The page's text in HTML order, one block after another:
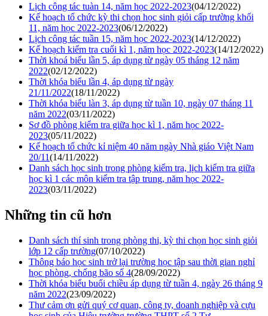
Lịch công tác tuàn 14, năm học 2022-2023(04/12/2022)
Kế hoạch tổ chức kỳ thi chọn học sinh giỏi cấp trường khối
11, năm học 2022-2023(06/12/2022)
Lịch công tác tuần 15, năm học 2022-2023(14/12/2022)
Kế hoạch kiểm tra cuối kì 1, năm học 2022-2023(14/12/2022)
Thời khoá biểu lần 5, áp dụng từ ngày 05 tháng 12 năm
2022(02/12/2022)
Thời khóa biểu lần 4, áp dụng từ ngày
21/11/2022(18/11/2022)
Thời khóa biểu làn 3, áp dụng từ tuần 10, ngày 07 tháng 11
năm 2022(03/11/2022)
Sơ đồ phòng kiểm tra giữa học kì 1, năm học 2022-
2023(05/11/2022)
Kế hoạch tổ chức kỉ niệm 40 năm ngày Nhà giáo Việt Nam
20/11(14/11/2022)
Danh sách học sinh trong phòng kiểm tra, lịch kiểm tra giữa
học kì 1 các môn kiểm tra tập trung, năm học 2022-
2023(03/11/2022)
Những tin cũ hơn
Danh sách thí sinh trong phòng thi, kỳ thi chọn học sinh giỏi
lớp 12 cấp trường(07/10/2022)
Thông báo học sinh trở lại trường học tập sau thời gian nghỉ
học phòng, chống bão số 4(28/09/2022)
Thời khóa biểu buổi chiều áp dụng từ tuần 4, ngày 26 tháng 9
năm 2022(23/09/2022)
Thư cảm ơn gửi quý cơ quan, công ty, doanh nghiệp và cựu